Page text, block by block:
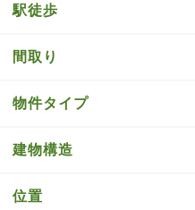
駅徒歩
間取り
物件タイプ
建物構造
位置